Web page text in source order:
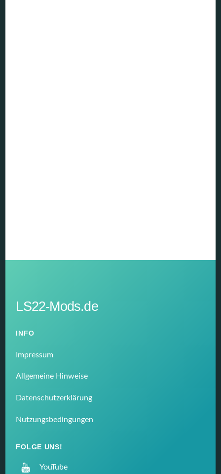
LS22-Mods.de
INFO
Impressum
Allgemeine Hinweise
Datenschutzerklärung
Nutzungsbedingungen
FOLGE UNS!
YouTube